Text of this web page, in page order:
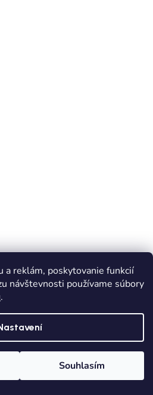
a reklám, poskytovanie funkcií
návštevnosti používame súbory
.
Souhlasím
souprava MM 804,